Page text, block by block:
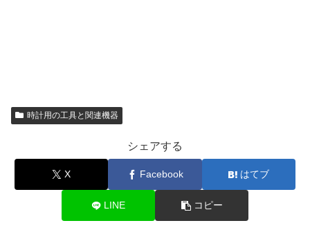
時計用の工具と関連機器
シェアする
X Facebook はてブ
LINE コピー